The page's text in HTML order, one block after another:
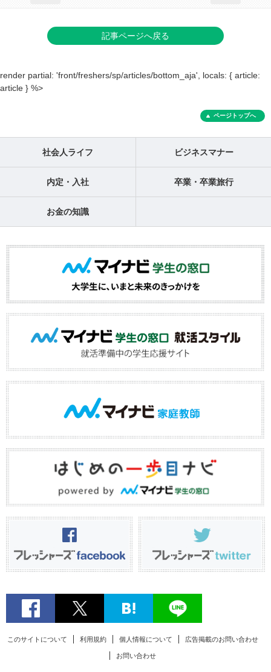
記事ページへ戻る
render partial: 'front/freshers/sp/articles/bottom_aja', locals: { article:
article } %>
ページトップへ
社会人ライフ ビジネスマナー
内定・入社 卒業・卒業旅行
お金の知識
このサイトについて 利用規約 個人情報について 広告掲載のお問い合わせ
お問い合わせ